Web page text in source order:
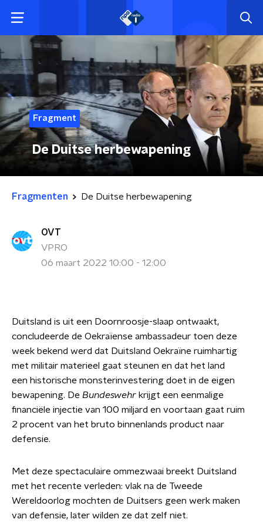
Fragment
De Duitse herbewapening
Fragmenten De Duitse herbewapening
OVT
VPRO
06 maart 2022 10:00 - 12:00
Duitsland is uit een Doornroosje-slaap ontwaakt,
concludeerde de Oekraïense ambassadeur toen deze
week bekend werd dat Duitsland Oekraïne ruimhartig
met militair materieel gaat steunen en dat het land
een historische monsterinvestering doet in de eigen
bewapening. De Bundeswehr krijgt een eenmalige
financiële injectie van 100 miljard en voortaan gaat ruim
2 procent van het bruto binnenlands product naar
defensie.
Met deze spectaculaire ommezwaai breekt Duitsland
met het recente verleden: vlak na de Tweede
Wereldoorlog mochten de Duitsers geen werk maken
van defensie, later wilden ze dat zelf niet.